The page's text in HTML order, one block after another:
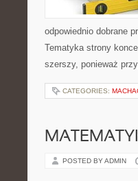
odpowiednio dobrane
Tematyka strony
szerszy, ponieważ
CATEGORIES:
POSTED BY ADMIN